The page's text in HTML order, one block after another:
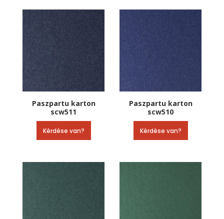
Paszpartu karton
scw511
Kérdése van?
Paszpartu karton
scw510
Kérdése van?